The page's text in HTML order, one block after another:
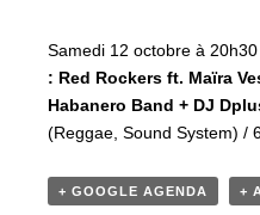
Samedi 12 octobre à
: Red Rockers ft. Maïra
Habanero Band + DJ
(Reggae, Sound System) /
+ GOOGLE AGENDA +